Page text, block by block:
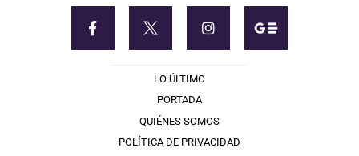
LO ÚLTIMO
PORTADA
QUIÉNES SOMOS
POLÍTICA DE PRIVACIDAD